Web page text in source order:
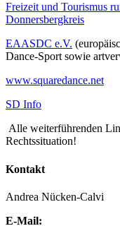
Freizeit und Tourismus
Donnersbergkreis
EAASDC e.V.
Dance-Sport sowie
www.squaredance.net
SD Info
Alle weiterführenden
Rechtssituation!
Kontakt
Andrea Nücken-Calvi
E-Mail: